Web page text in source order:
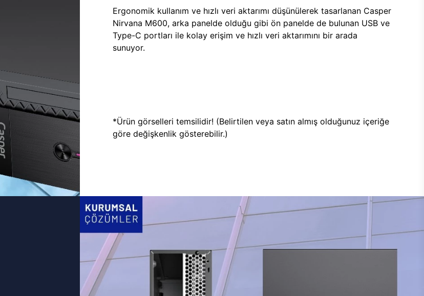
Ergonomik kullanım ve hızlı veri aktarımı düşünülerek tasarlanan Casper
Nirvana M600, arka panelde olduğu gibi ön panelde de bulunan USB ve
Type-C portları ile kolay erişim ve hızlı veri aktarımını bir arada
sunuyor.
*Ürün görselleri temsilidir! (Belirtilen veya satın almış olduğunuz içeriğe
göre değişkenlik gösterebilir.)